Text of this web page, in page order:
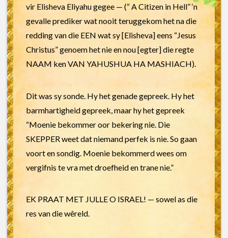
vir Elisheva Eliyahu gegee — (“ A Citizen in Hell” ‘n
gevalle prediker wat nooit teruggekom het na die
redding van die EEN wat sy [Elisheva] eens “Jesus
Christus” genoem het nie en nou [egter] die regte
NAAM ken VAN YAHUSHUA HA MASHIACH).
Dit was sy sonde. Hy het genade gepreek. Hy het
barmhartigheid gepreek, maar hy het gepreek
“Moenie bekommer oor bekering nie. Die
SKEPPER weet dat niemand perfek is nie. So gaan
voort en sondig. Moenie bekommerd wees om
vergifnis te vra met droefheid en trane nie.”
EK PRAAT MET JULLE O ISRAEL! — sowel as die
res van die wêreld.